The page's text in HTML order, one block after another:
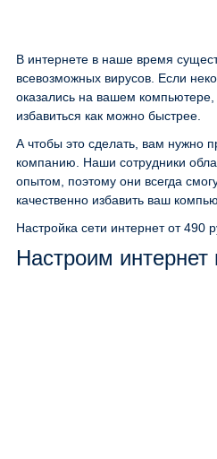
В интернете в наше время
всевозможных вирусов. Если
оказались на вашем компьютере,
избавиться как можно быстрее.
А чтобы это сделать, вам нужно
компанию. Наши сотрудники
опытом, поэтому они всегда
качественно избавить ваш
Настройка сети интернет от 490
Настроим интернет